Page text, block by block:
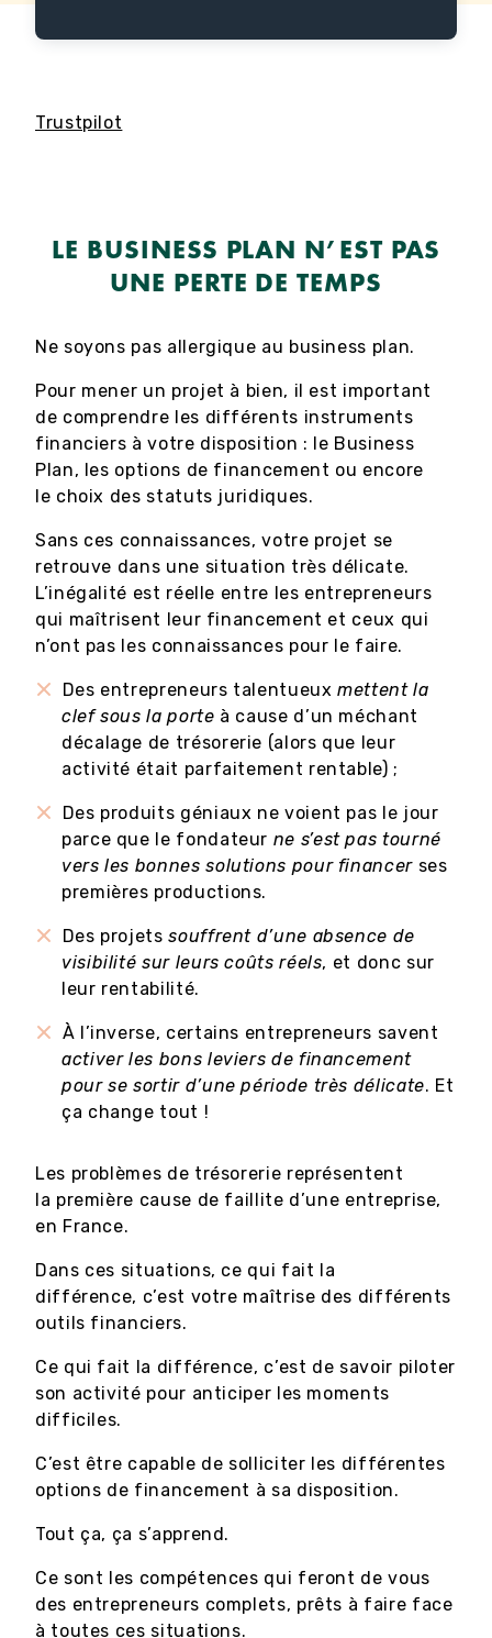
Trustpilot
LE BUSINESS PLAN N’EST PAS
UNE PERTE DE TEMPS
Ne soyons pas allergique au business plan.
Pour mener un projet à bien, il est important
de comprendre les différents instruments
financiers à votre disposition : le Business
Plan, les options de financement ou encore
le choix des statuts juridiques.
Sans ces connaissances, votre projet se
retrouve dans une situation très délicate.
L’inégalité est réelle entre les entrepreneurs
qui maîtrisent leur financement et ceux qui
n’ont pas les connaissances pour le faire.
Des entrepreneurs talentueuxmettent la
clef sous la porte à cause d’un méchant
décalage de trésorerie (alors que leur
activité était parfaitement rentable) ;
Des produits géniaux ne voient pas le jour
parce que le fondateur ne s’est pas tourné
vers les bonnes solutions pour financerses
premières productions.
Des projetssouffrent d’une absence de
visibilité sur leurs coûts réels, et donc sur
leur rentabilité.
À l’inverse, certains entrepreneurs savent
activer les bons leviers de financement
pour se sortir d’une période très délicate. Et
ça change tout !
Les problèmes de trésorerie représentent
la première cause de faillite d’une entreprise,
en France.
Dans ces situations, ce qui fait la
différence, c’est votre maîtrise des différents
outils financiers.
Ce qui fait la différence, c’est de savoir piloter
son activité pour anticiper les moments
difficiles.
C’est être capable de solliciter les différentes
options de financement à sa disposition.
Tout ça, ça s’apprend.
Ce sont les compétences qui feront de vous
des entrepreneurs complets, prêts à faire face
à toutes ces situations.